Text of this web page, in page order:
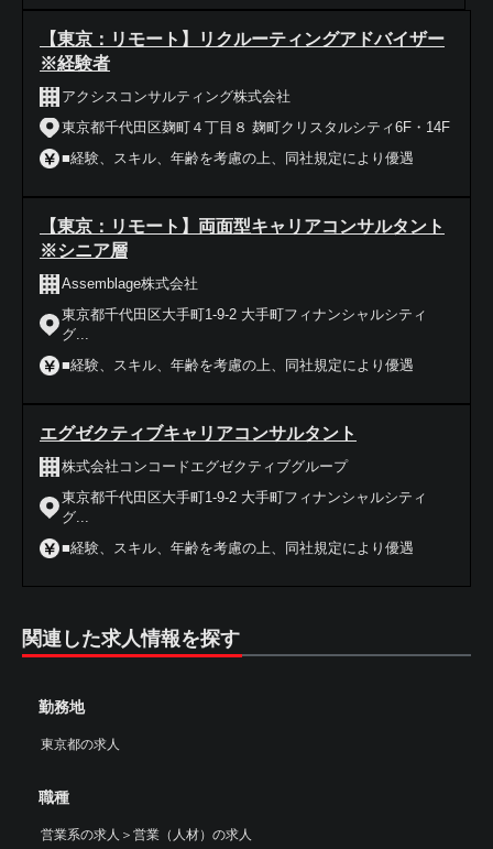
【東京：リモート】リクルーティングアドバイザー
※経験者
アクシスコンサルティング株式会社
東京都千代田区麹町４丁目８ 麹町クリスタルシティ6F・14F
■経験、スキル、年齢を考慮の上、同社規定により優遇
【東京：リモート】両面型キャリアコンサルタント
※シニア層
Assemblage株式会社
東京都千代田区大手町1-9-2 大手町フィナンシャルシティ
グ...
■経験、スキル、年齢を考慮の上、同社規定により優遇
エグゼクティブキャリアコンサルタント
株式会社コンコードエグゼクティブグループ
東京都千代田区大手町1-9-2 大手町フィナンシャルシティ
グ...
■経験、スキル、年齢を考慮の上、同社規定により優遇
関連した求人情報を探す
勤務地
東京都の求人
職種
営業系の求人 ＞ 営業（人材）の求人